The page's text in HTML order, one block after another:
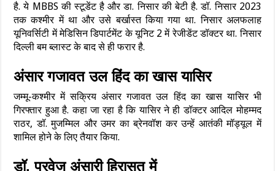
है. ये MBBS की स्टूडेंट है और डा. निसार की बेटी है. डॉ. निसार 2023
तक कश्मीर में था और उसे बर्खास्त किया गया था. निसार अलफलाह
यूनिवर्सिटी में मेडिसिन डिपार्टमेंट के यूनिट 2 में रेजीडेंट डॉक्टर था. निसार
दिल्ली बम ब्लास्ट के बाद से ही फरार है.
अंसार गजावत उल हिंद का खास यासिर
जम्मू-कश्मीर में सक्रिय अंसार गजावत उल हिंद का खास यासिर भी
गिरफ्तार हुआ है. कहा जा रहा है कि यासिर ने ही डॉक्टर आदिल मोहम्मद
राठर, डॉ. मुजम्मिल और उमर का ब्रेनवॉश कर उन्हें आतंकी मॉड्यूल में
शामिल होने के लिए तैयार किया.
डॉ. परवेज अंसारी हिरासत में